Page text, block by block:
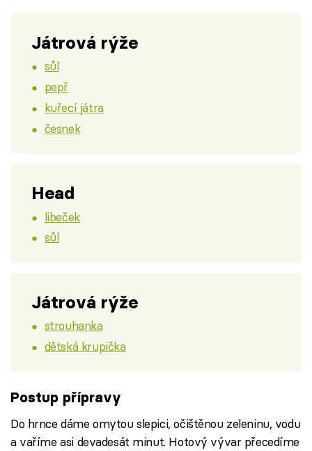
Játrová rýže
sůl
pepř
kuřecí játra
česnek
Head
libeček
sůl
Játrová rýže
strouhanka
dětská krupička
Postup přípravy
Do hrnce dáme omytou slepici, očištěnou zeleninu, vodu
a vaříme asi devadesát minut. Hotový vývar přecedíme